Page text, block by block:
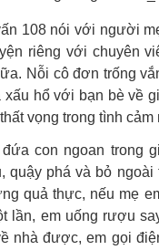
108 nói với người
riêng với chuyên
Nỗi cô đơn trống
hổ với bạn bè về
vọng trong tình cảm
con ngoan trong
quậy phá và bỏ
quả thực, nếu mẹ
lần, em uống rượu
nhà được, em gọi